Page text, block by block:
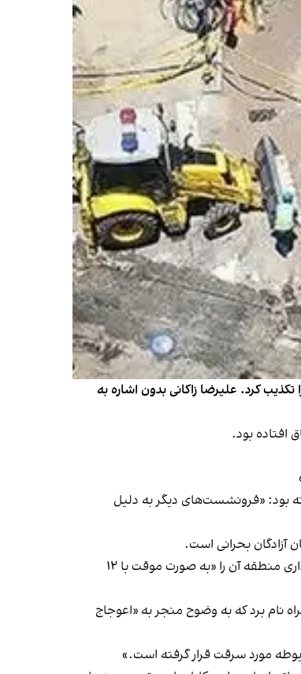
کرد. علیرضا زاکانی بدون اشاره به
افتاده بود.
بود: «فرونشست‌های دیگر به دلیل
بحرانی است.
به گفته مظفر، این بزرگراه دو ماه پیش در «لاین تندرو دچار فرونشست در ابعاد شش در شش متر و به عمق یک‌ونیم متر» شده که شهرداری منطقه آن را «به صورت موقت با ۱۲
نام برد که به وضوح منجر به «اعوجاج
مورد سرقت قرار گرفته است.»